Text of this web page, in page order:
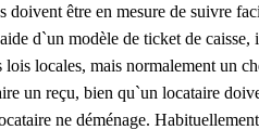
être en mesure de suivre
d`un modèle de ticket de
locales, mais normalement un
un reçu, bien qu`un locataire
ne déménage.